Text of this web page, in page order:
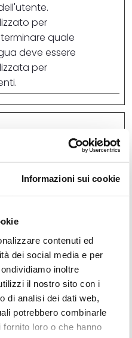
Informazioni sui cookie
contenuti ed
dei social media e per
inoltre
il nostro sito con i
di analisi dei dati web,
potrebbero combinarle
loro o che hanno
per
quale
deve essere
per
del sito web a
con i siti
di
per
dati a
Analytics
al
2 anni